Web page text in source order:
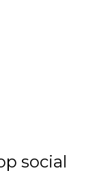
social